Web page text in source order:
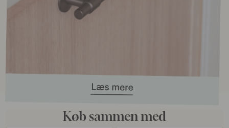
Køb sammen med